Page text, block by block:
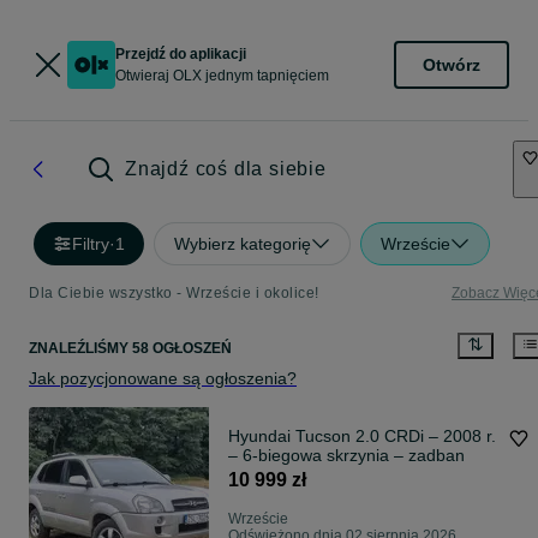
Przejdź do aplikacji
Otwieraj OLX jednym tapnięciem
Otwórz
Znajdź coś dla siebie
Filtry·1 Wybierz kategorię Wrzeście
Dla Ciebie wszystko - Wrzeście i okolice! Zobacz
ZNALEŹLIŚMY 58 OGŁOSZEŃ
Jak pozycjonowane są ogłoszenia?
Hyundai Tucson 2.0 CRDi – 2008 r.
– 6-biegowa skrzynia – zadban
10 999 zł
Wrzeście